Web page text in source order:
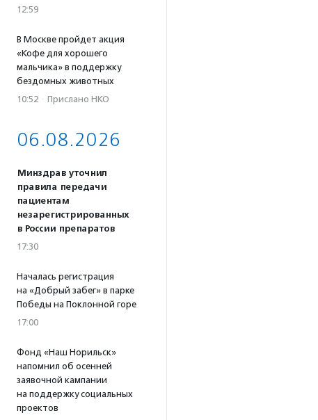
12:59
В Москве пройдет акция
«Кофе для хорошего
мальчика» в поддержку
бездомных животных
10:52 · Прислано НКО
06.08.2026
Минздрав уточнил
правила передачи
пациентам
незарегистрированных
в России препаратов
17:30
Началась регистрация
на «Добрый забег» в парке
Победы на Поклонной горе
17:00
Фонд «Наш Норильск»
напомнил об осенней
заявочной кампании
на поддержку социальных
проектов